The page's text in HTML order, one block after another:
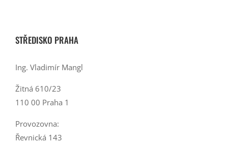
STŘEDISKO PRAHA
Ing. Vladimír Mangl
Žitná 610/23
110 00 Praha 1
Provozovna:
Řevnická 143